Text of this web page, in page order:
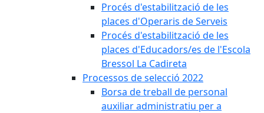
Procés d'estabilització de les
places d'Operaris de Serveis
Procés d'estabilització de les
places d'Educadors/es de l'Escola
Bressol La Cadireta
Processos de selecció 2022
Borsa de treball de personal
auxiliar administratiu per a